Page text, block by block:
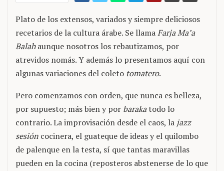
Plato de los extensos, variados y siempre deliciosos
recetarios de la cultura árabe. Se llamaFarja Ma’a
Balahaunque nosotros los rebautizamos, por
atrevidos nomás. Y además lo presentamos aquí con
algunas variaciones del coleto tomatero.
Pero comenzamos con orden, que nunca es belleza,
por supuesto; más bien y por barakatodo lo
contrario. La improvisación desde el caos, la jazz
sesión cocinera, el guateque de ideas y el quilombo
de palenque en la testa, sí que tantas maravillas
pueden en la cocina (reposteros abstenerse de lo que